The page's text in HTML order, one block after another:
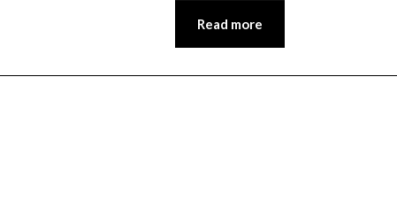
Read more